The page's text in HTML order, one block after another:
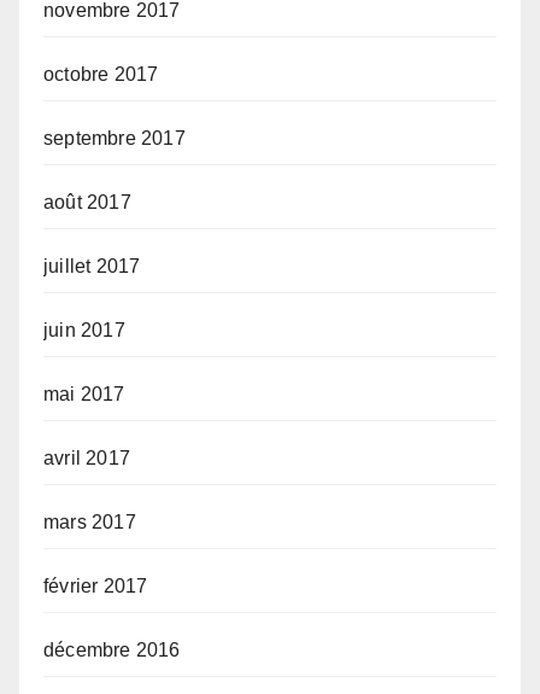
novembre 2017
octobre 2017
septembre 2017
août 2017
juillet 2017
juin 2017
mai 2017
avril 2017
mars 2017
février 2017
décembre 2016